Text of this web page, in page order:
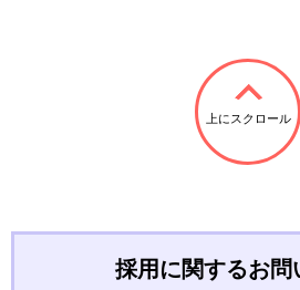
上にスクロール
採用に関するお問